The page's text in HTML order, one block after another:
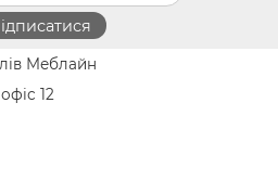
Меблайн
12